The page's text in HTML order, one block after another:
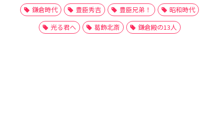
鎌倉時代
豊臣秀吉 豊臣兄弟！
昭和時代
光る君へ
葛飾北斎 鎌倉殿の13人